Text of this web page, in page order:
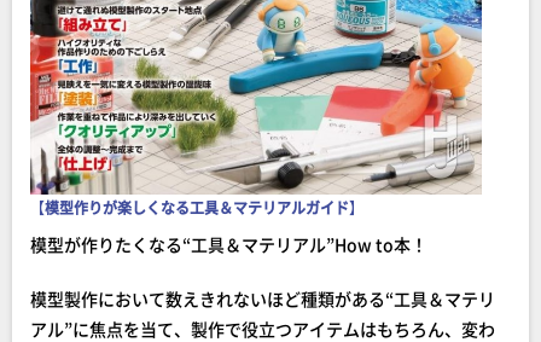
【模型作りが楽しくなる工具＆マテリアルガイド】
模型が作りたくなる“工具＆マテリアル”How to本！
模型製作において数えきれないほど種類がある“工具＆マテリ
アル”に焦点を当て、製作で役立つアイテムはもちろん、変わ